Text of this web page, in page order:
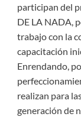
participan del
DE LA NADA,
trabajo con la
capacitación
Enrendando,
realizan para
generación de